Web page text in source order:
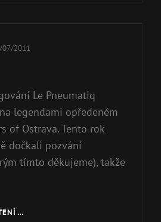
07/2011
Le Pneumatiq
legendami opředeném
of Ostrava. Tento rok
dočkali pozvání
tímto děkujeme), takže
…